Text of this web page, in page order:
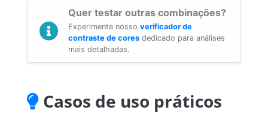
Quer testar outras combinações?
Experimente nosso verificador de
contraste de cores dedicado para análises
mais detalhadas.
Casos de uso práticos